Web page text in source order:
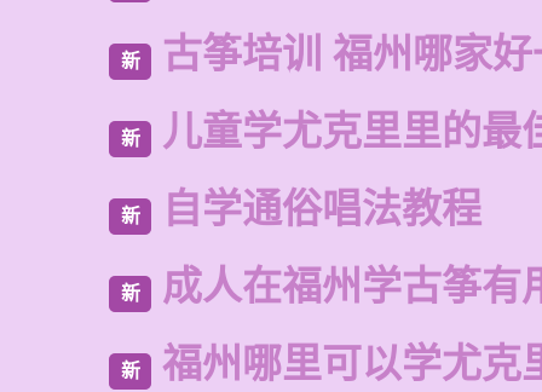
新 古筝培训 福州哪家
新 儿童学尤克里里的最
新 自学通俗唱法教程
新 成人在福州学古筝有
新 福州哪里可以学尤克